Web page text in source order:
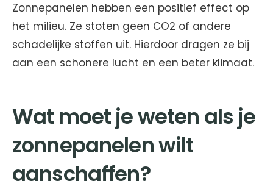
Zonnepanelen hebben een positief effect op
het milieu. Ze stoten geen CO2 of andere
schadelijke stoffen uit. Hierdoor dragen ze bij
aan een schonere lucht en een beter klimaat.
Wat moet je weten als je
zonnepanelen wilt
aanschaffen?